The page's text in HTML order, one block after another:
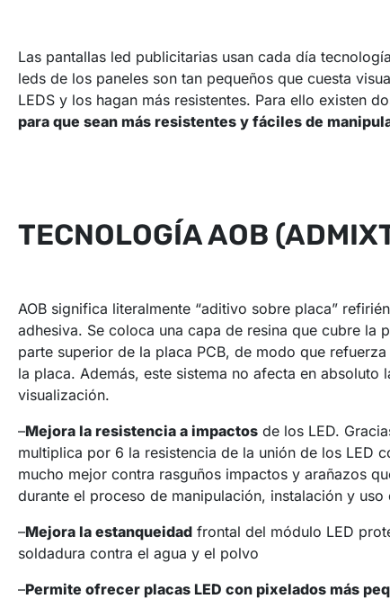
Las pantallas led publicitarias usan cada día
leds de los paneles son tan pequeños que cuesta
LEDS y los hagan más resistentes. Para ello existen
para que sean más resistentes y fáciles de
TECNOLOGÍA AOB
AOB significa literalmente “aditivo sobre placa”
adhesiva. Se coloca una capa de resina que cubre la
parte superior de la placa PCB, de modo que
la placa. Además, este sistema no afecta en absoluto
visualización.
–Mejora la resistencia a impactos de los LED.
multiplica por 6 la resistencia de la unión de los LED
mucho mejor contra rasguños impactos y arañazos
durante el proceso de manipulación, instalación y uso
–Mejora la estanqueidad frontal del módulo LED
soldadura contra el agua y el polvo
–Permite ofrecer placas LED con pixelados más